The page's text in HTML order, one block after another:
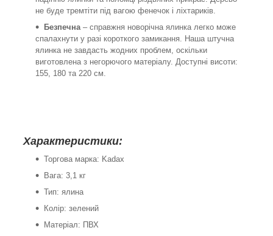
не буде тремтіти під вагою фенечок і ліхтариків.
Безпечна – справжня новорічна ялинка легко може
спалахнути у разі короткого замикання. Наша штучна
ялинка не завдасть жодних проблем, оскільки
виготовлена ​​з негорючого матеріалу. Доступні висоти:
155, 180 та 220 см.
Характеристики:
Торгова марка: Kadax
Вага: 3,1 кг
Тип: ялина
Колір: зелений
Матеріал: ПВХ